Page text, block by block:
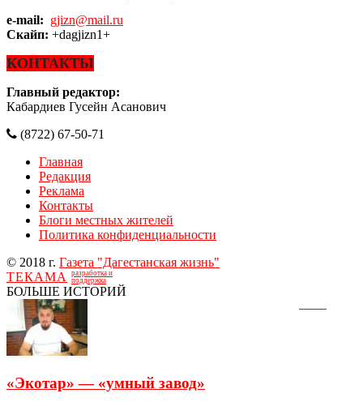
e-mail: gjizn@mail.ru
Скайп: +dagjizn1+
КОНТАКТЫ
Главный редактор:
Кабардиев Гусейн Асанович
(8722) 67-50-71
Главная
Редакция
Реклама
Контакты
Блоги местных жителей
Политика конфиденциальности
© 2018 г. Газета "Дагестанская жизнь"
ТЕКАМА
разработка и
поддержка
БОЛЬШЕ ИСТОРИЙ
«Экотар» — «умный завод»